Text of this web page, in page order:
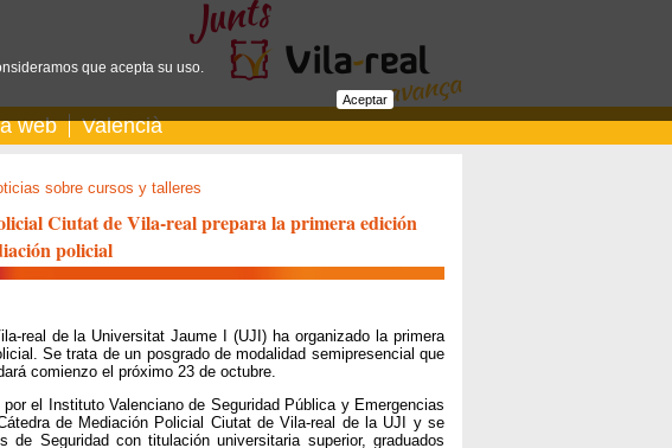
web Valencià
sobre cursos y talleres
Ciutat de Vila-real prepara la primera edición
policial
real de la Universitat Jaume I (UJI) ha organizado la primera
Se trata de un posgrado de modalidad semipresencial que
comienzo el próximo 23 de octubre.
el Instituto Valenciano de Seguridad Pública y Emergencias
de Mediación Policial Ciutat de Vila-real de la UJI y se
Seguridad con titulación universitaria superior, graduados
que acepta su uso.
Aceptar